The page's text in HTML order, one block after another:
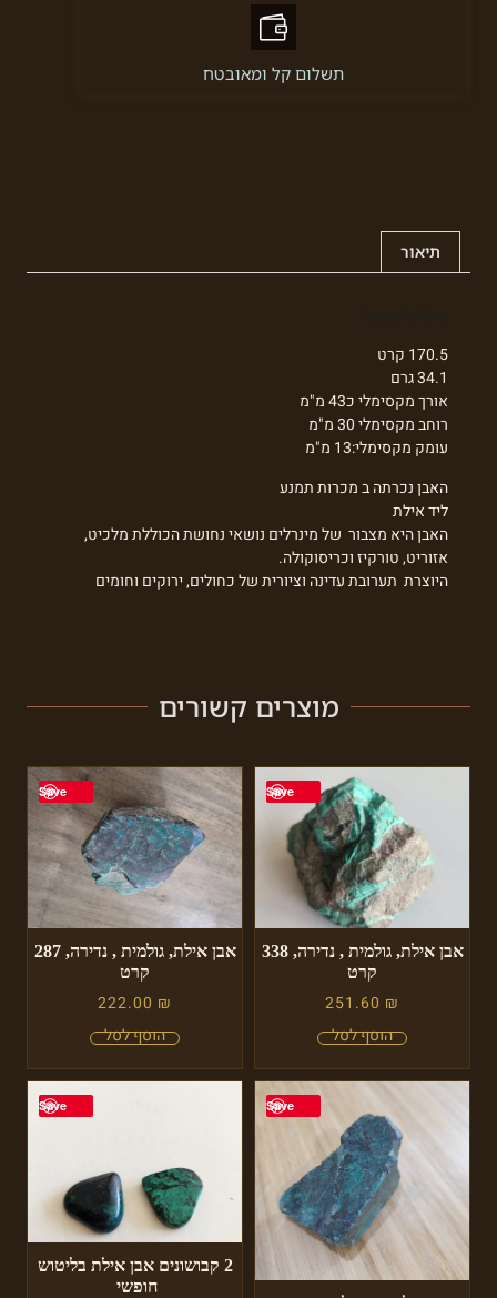
תשלום קל ומאובטח
תיאור
170.5 קרט
34.1 גרם
אורך מקסימלי כ43 מ"מ
רוחב מקסימלי 30 מ"מ
עומק מקסימלי:13 מ"מ
האבן נכרתה ב מכרות תמנע
ליד אילת
האבן היא מצבור של מינרלים נושאי נחושת הכוללת מלכיט,
אזוריט, טורקיז וכריסוקולה.
היוצרת תערובת עדינה וציורית של כחולים, ירוקים וחומים
מוצרים קשורים
Save
אבן אילת, גולמית , נדירה, 338
קרט
251.60 ₪
Save
אבן אילת, גולמית , נדירה, 287
קרט
222.00 ₪
Save
Save
2 קבושונים אבן אילת בליטוש
חופשי